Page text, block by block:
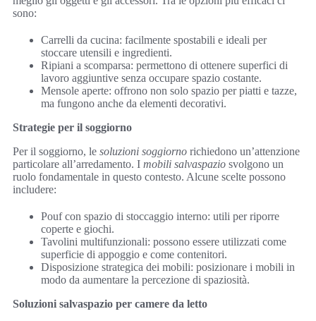
sono:
Carrelli da cucina: facilmente spostabili e ideali per
stoccare utensili e ingredienti.
Ripiani a scomparsa: permettono di ottenere superfici di
lavoro aggiuntive senza occupare spazio costante.
Mensole aperte: offrono non solo spazio per piatti e tazze,
ma fungono anche da elementi decorativi.
Strategie per il soggiorno
Per il soggiorno, le soluzioni soggiorno richiedono un’attenzione
particolare all’arredamento. I mobili salvaspazio svolgono un
ruolo fondamentale in questo contesto. Alcune scelte possono
includere:
Pouf con spazio di stoccaggio interno: utili per riporre
coperte e giochi.
Tavolini multifunzionali: possono essere utilizzati come
superficie di appoggio e come contenitori.
Disposizione strategica dei mobili: posizionare i mobili in
modo da aumentare la percezione di spaziosità.
Soluzioni salvaspazio per camere da letto